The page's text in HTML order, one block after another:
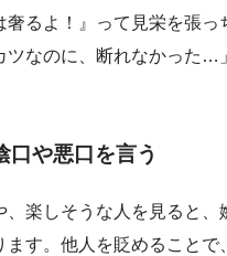
奢るよ！』って見栄を張っ
ツなのに、断れなかった…」
口や悪口を言う
、楽しそうな人を見ると、
ます。他人を貶めることで